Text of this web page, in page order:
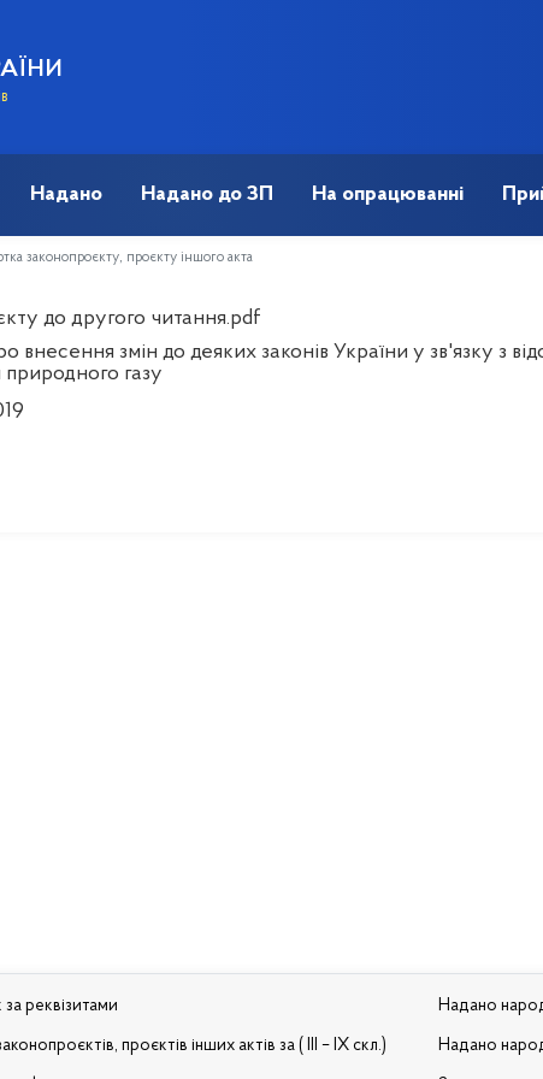
Надано Надано до ЗП На опрацюванні
законопроєкту, проєкту іншого акта
до другого читання.pdf
внесення змін до деяких законів України у зв'язку з
газу
реквізитами
проєктів інших актів за ( III – IX скл.)
Надано
Надано